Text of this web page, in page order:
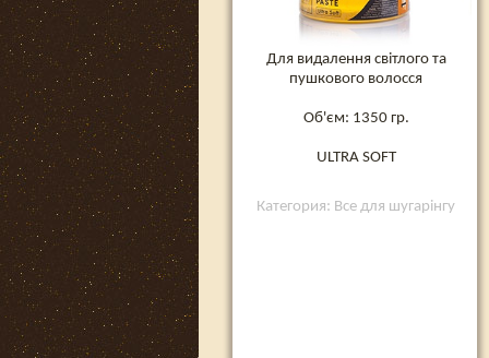
Для видалення світлого та
пушкового волосся
Об'єм: 1350 гр.
ULTRA SOFT
Категория: Все для шугарінгу